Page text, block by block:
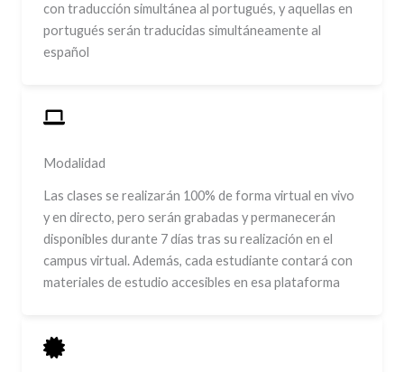
con traducción simultánea al portugués, y aquellas en
portugués serán traducidas simultáneamente al
español
Modalidad
Las clases se realizarán 100% de forma virtual en vivo
y en directo, pero serán grabadas y permanecerán
disponibles durante 7 días tras su realización en el
campus virtual. Además, cada estudiante contará con
materiales de estudio accesibles en esa plataforma